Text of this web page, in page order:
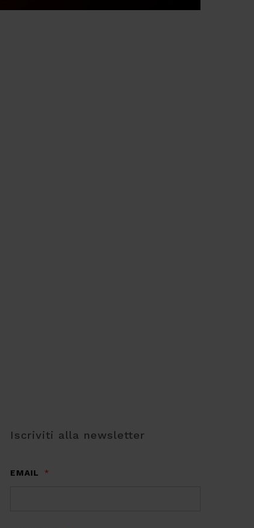
Iscriviti alla newsletter
EMAIL *